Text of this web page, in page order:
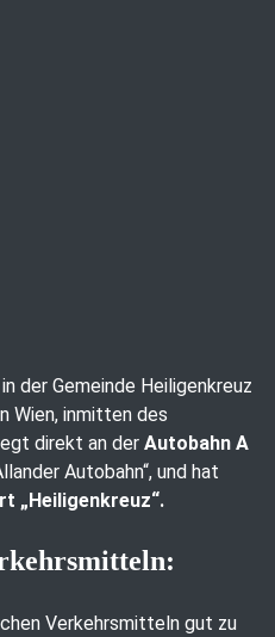
der Gemeinde Heiligenkreuz
Wien, inmitten des
direkt an der Autobahn A
Autobahn“, und hat
„Heiligenkreuz“.
Verkehrsmitteln gut zu